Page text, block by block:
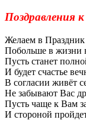
Поздравления
Желаем в Праздник
Побольше в жизни
Пусть станет
И будет счастье
В согласии живёт
Не забывают Вас
Пусть чаще к Вам
И стороной